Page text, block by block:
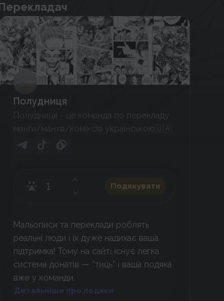
Полудниця
Полудниця - це команда по перекладу
манґи/манхв/коміксів українською🇺🇦
Подякувати
Мальописи та переклади роблять
реальні люди і їх дуже надихає ваша
підтримка! Тому на сайті існує легка
система донатів — *тиць* і ваша подяка
вже у команди.
Детальніше про подяки